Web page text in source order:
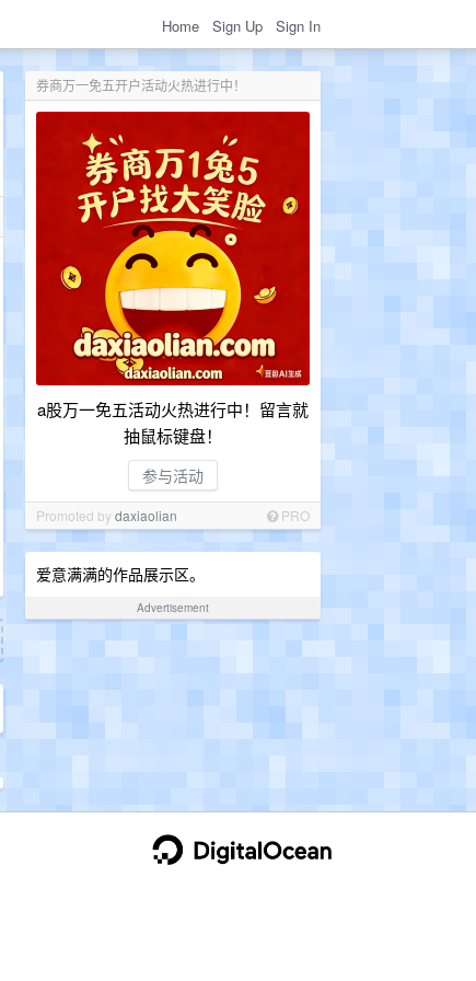
Home Sign Up Sign In
券商万一免五开户活动火热进行中！
a股万一免五活动火热进行中！留言就
抽鼠标键盘！
参与活动
Promoted bydaxiaolian PRO
爱意满满的作品展示区。
Advertisement